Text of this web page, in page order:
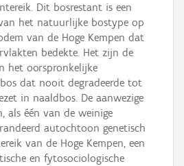
Dit bosrestant is een
het natuurlijke bostype op
van de Hoge Kempen dat
bedekte. Het zijn de
het oorspronkelijke
dat nooit degradeerde tot
in naaldbos. De aanwezige
als één van de weinige
autochtoon genetisch
van de Hoge Kempen, een
en fytosociologische